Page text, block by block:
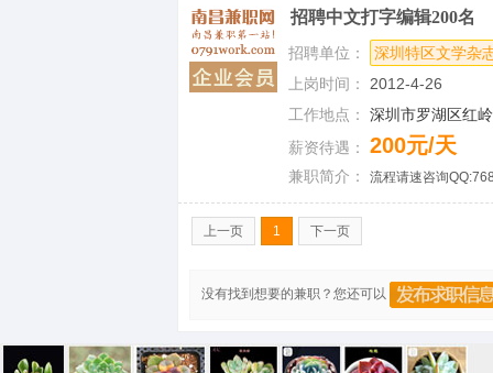
招聘中文打字编辑200名
招聘单位：
深圳特区文学杂
上岗时间： 2012-4-26
工作地点： 深圳市罗湖区红
薪资待遇： 200元/天
兼职简介： 流程请速咨询
上一页 1 下一页
没有找到想要的兼职？您还可以